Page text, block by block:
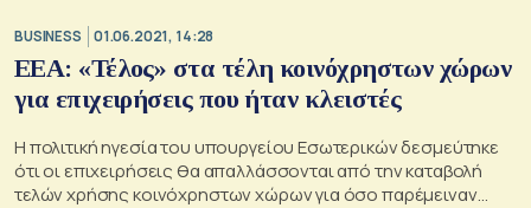
BUSINESS 01.06.2021, 14:28
ΕΕΑ: «Τέλος» στα τέλη κοινόχρηστων χώρων
για επιχειρήσεις που ήταν κλειστές
Η πολιτική ηγεσία του υπουργείου Εσωτερικών δεσμεύτηκε
ότι οι επιχειρήσεις θα απαλλάσσονται από την καταβολή
τελών χρήσης κοινόχρηστων χώρων για όσο παρέμειναν